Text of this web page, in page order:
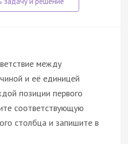
между
и её единицей
позиции первого
соответствующую
столбца и запишите в